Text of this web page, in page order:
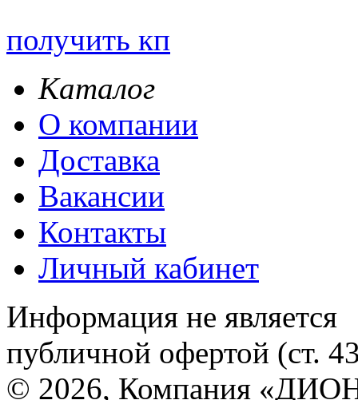
получить кп
Каталог
О компании
Доставка
Вакансии
Контакты
Личный кабинет
Информация не является
публичной офертой (ст.
© 2026, Компания